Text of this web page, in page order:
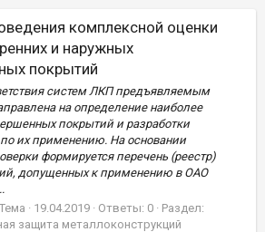
комплексной оценки
и наружных
покрытий
систем ЛКП предъявляемым
на определение наиболее
покрытий и разработки
их применению. На основании
формируется перечень (реестр)
допущенных к применению в ОАО
Тема 19.04.2019 Ответы: 0
Раздел:
защита металлоконструкций